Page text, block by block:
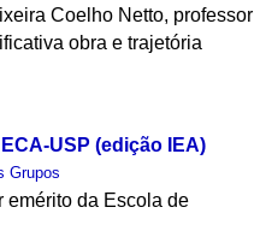
Coelho Netto, professor
obra e trajetória
USP (edição IEA)
Grupos
emérito da Escola de